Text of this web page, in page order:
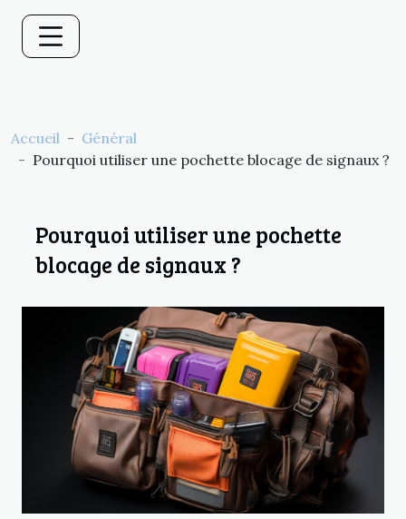
Accueil
Général
Pourquoi utiliser une pochette blocage de signaux ?
Pourquoi utiliser une pochette
blocage de signaux ?